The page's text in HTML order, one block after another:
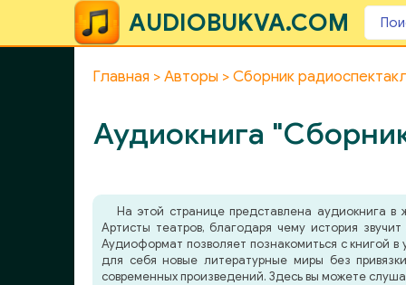
AUDIOBUKVA.COM
Главная Авторы Сборник
Аудиокнига
На этой странице представлена аудиокнига
Артисты театров, благодаря чему история
Аудиоформат позволяет познакомиться с книгой
для себя новые литературные миры без
современных произведений. Здесь вы можете